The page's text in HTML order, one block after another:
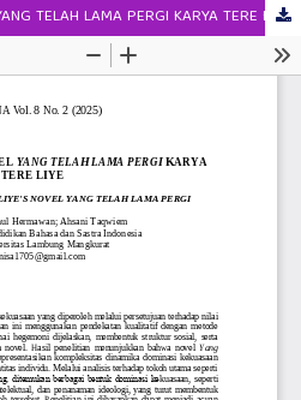
TELAH LAMA PERGI KARYA TERE LIYE